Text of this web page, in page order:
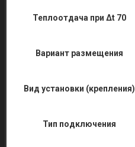
Теплоотдача при Δt 70
Вариант размещения
Вид установки (крепления)
Тип подключения